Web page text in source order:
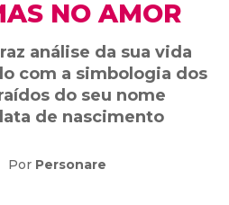
NO AMOR
análise da sua vida
com a simbologia dos
do seu nome
de nascimento
Por Personare